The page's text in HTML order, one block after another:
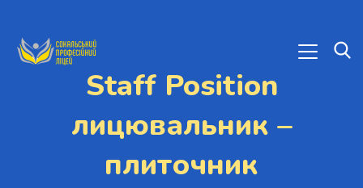
Staff Position
лицювальник –
плиточник